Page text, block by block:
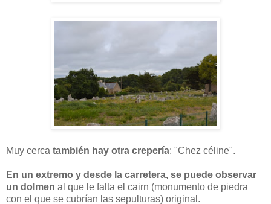
Muy cerca también hay otra crepería: "Chez céline".
En un extremo y desde la carretera, se puede observar
un dolmen al que le falta el cairn (monumento de piedra
con el que se cubrían las sepulturas) original.